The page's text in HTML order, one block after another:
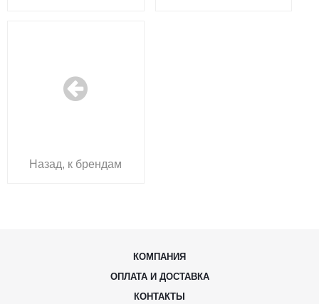
Назад, к брендам
КОМПАНИЯ
ОПЛАТА И ДОСТАВКА
КОНТАКТЫ